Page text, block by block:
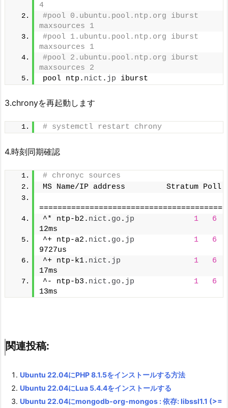
4
#pool 0.ubuntu.pool.ntp.org iburst
maxsources 1
#pool 1.ubuntu.pool.ntp.org iburst
maxsources 1
#pool 2.ubuntu.pool.ntp.org iburst
maxsources 2
pool ntp. nict . jp iburst
3.chronyを再起動します
# systemctl restart chrony
4.時刻同期確認
# chronyc sources
MS Name/IP address         Stratum Poll
^* ntp-b2. nict . go . jp 1
6
12ms
^+ ntp-a2. nict . go . jp 1
6
9727us
^+ ntp-k1. nict . jp 1
6
17ms
^- ntp-b3. nict . go . jp 1
6
13ms
関連投稿:
Ubuntu 22.04にPHP 8.1.5をインストールする方法
Ubuntu 22.04にLua 5.4.4をインストールする
Ubuntu 22.04にmongodb-org-mongos : 依存: libssl1.1 (>=